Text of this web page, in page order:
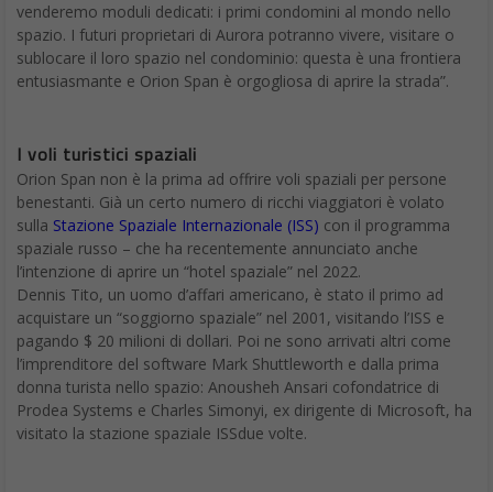
venderemo moduli dedicati: i primi condomini al mondo nello
spazio. I futuri proprietari di Aurora potranno vivere, visitare o
sublocare il loro spazio nel condominio: questa è una frontiera
entusiasmante e Orion Span è orgogliosa di aprire la strada”.
I voli turistici spaziali
Orion Span non è la prima ad offrire voli spaziali per persone
benestanti. Già un certo numero di ricchi viaggiatori è volato
sulla Stazione Spaziale Internazionale (ISS) con il programma
spaziale russo – che ha recentemente annunciato anche
l’intenzione di aprire un “hotel spaziale” nel 2022.
Dennis Tito, un uomo d’affari americano, è stato il primo ad
acquistare un “soggiorno spaziale” nel 2001, visitando l’ISS e
pagando $ 20 milioni di dollari. Poi ne sono arrivati altri come
l’imprenditore del software Mark Shuttleworth e dalla prima
donna turista nello spazio: Anousheh Ansari cofondatrice di
Prodea Systems e Charles Simonyi, ex dirigente di Microsoft, ha
visitato la stazione spaziale ISSdue volte.